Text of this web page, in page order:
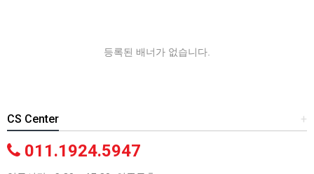
등록된 배너가 없습니다.
+
CS Center
011.1924.5947